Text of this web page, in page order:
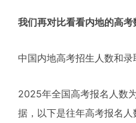
我们再对比看看内地的高考
中国内地高考招生人数和录
2025年全国高考报名人数
据，以下是往年高考报名